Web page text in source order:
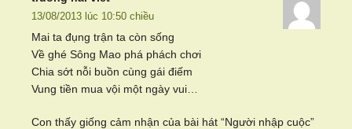
13/08/2013 lúc 10:50 chiều
Mai ta đụng trận ta còn sống
Về ghé Sông Mao phá phách chơi
Chia sớt nỗi buồn cùng gái điếm
Vung tiền mua vội một ngày vui…
Con thấy giống cảm nhận của bài hát “Người nhập cuộc”